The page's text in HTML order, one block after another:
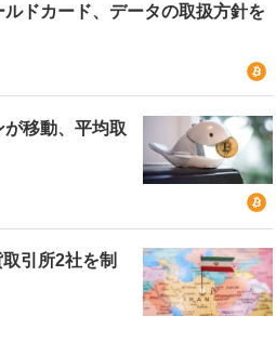
ドカード、データの取扱方針を
移動、平均取
引所2社を制